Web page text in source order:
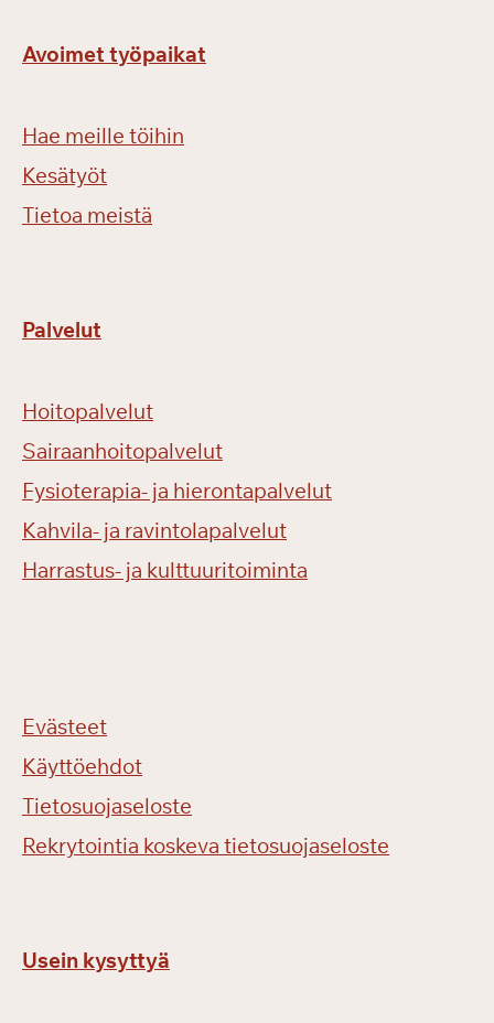
Avoimet työpaikat
Hae meille töihin
Kesätyöt
Tietoa meistä
Palvelut
Hoitopalvelut
Sairaanhoitopalvelut
Fysioterapia- ja hierontapalvelut
Kahvila- ja ravintolapalvelut
Harrastus- ja kulttuuritoiminta
Evästeet
Käyttöehdot
Tietosuojaseloste
Rekrytointia koskeva tietosuojaseloste
Usein kysyttyä